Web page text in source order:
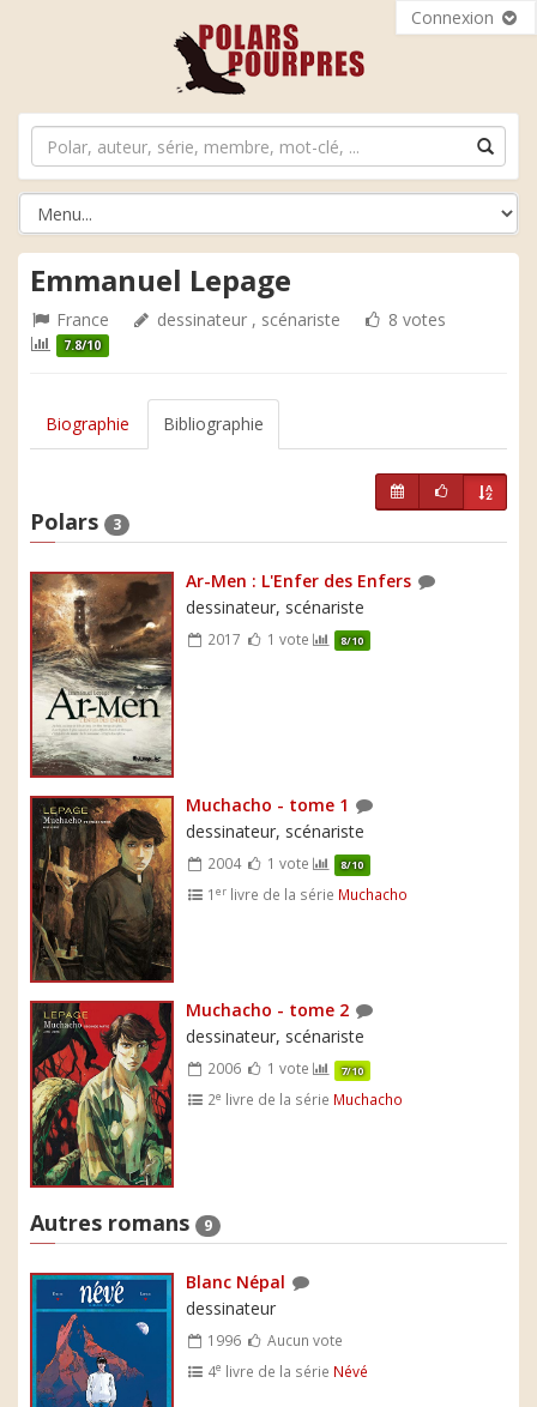
Connexion
Emmanuel Lepage
France dessinateur , scénariste 8 votes
7.8/10
Biographie Bibliographie
Polars 3
Ar-Men : L'Enfer des Enfers
dessinateur, scénariste
2017 1 vote 8/10
Muchacho - tome 1
dessinateur, scénariste
2004 1 vote 8/10
1er livre de la série Muchacho
Muchacho - tome 2
dessinateur, scénariste
2006 1 vote 7/10
2e livre de la série Muchacho
Autres romans 9
Blanc Népal
dessinateur
1996
Aucun vote
4e livre de la série Névé